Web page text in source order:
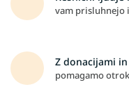
vam prisluhnejo
Z donacijami
pomagamo